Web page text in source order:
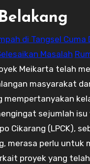
di Tangsel
Masalah
Meikarta telah
masyarakat
mempertanyakan
sejumlah isu
Cikarang (LPCK),
merasa perlu untuk
proyek yang